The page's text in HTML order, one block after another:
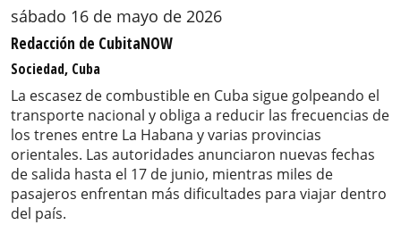
sábado 16 de mayo de 2026
Redacción de CubitaNOW
Sociedad, Cuba
La escasez de combustible en Cuba sigue golpeando el
transporte nacional y obliga a reducir las frecuencias de
los trenes entre La Habana y varias provincias
orientales. Las autoridades anunciaron nuevas fechas
de salida hasta el 17 de junio, mientras miles de
pasajeros enfrentan más dificultades para viajar dentro
del país.